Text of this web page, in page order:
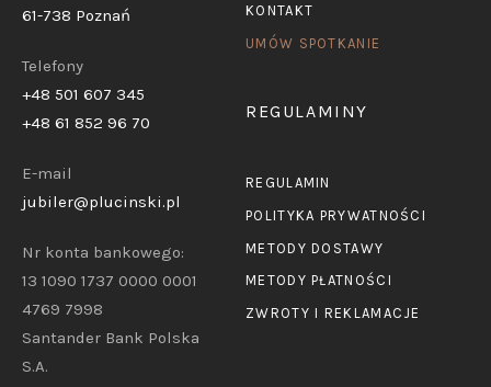
61-738 Poznań
Telefony
+48 501 607 345
+48 61 852 96 70
E-mail
jubiler@plucinski.pl
Nr konta bankowego:
13 1090 1737 0000 0001
4769 7998
Santander Bank Polska
S.A.
KONTAKT
UMÓW SPOTKANIE
REGULAMINY
REGULAMIN
POLITYKA PRYWATNOŚCI
METODY DOSTAWY
METODY PŁATNOŚCI
ZWROTY I REKLAMACJE